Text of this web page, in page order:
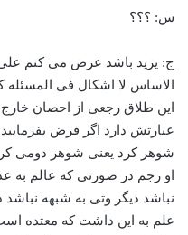
س: ؟؟؟
ج: یزید باشد عرض می کنم
الاساس لا اشکال فی
این طلاق رجعی از احصان
عبارتش دارد اگر فرض
شوهر کرد یعنی شوهر دومی
او رجم در صورتی که عالم به
نباشد دیگر وتی به شبهه
علم به این داشت که معتده